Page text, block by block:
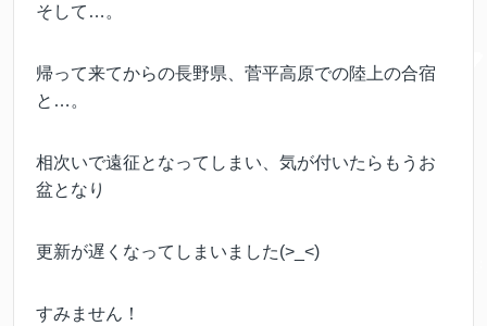
そして…。
帰って来てからの長野県、菅平高原での陸上の合宿
と…。
相次いで遠征となってしまい、気が付いたらもうお
盆となり
更新が遅くなってしまいました(>_<)
すみません！